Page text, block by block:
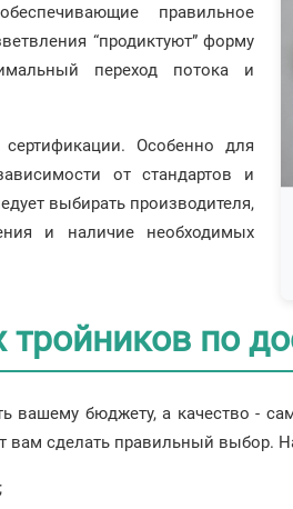
правильное
“продиктуют” форму
переход потока и
Особенно для
от стандартов и
выбирать производителя,
и наличие необходимых
тройников по
вашему бюджету, а качество -
вам сделать правильный выбор.